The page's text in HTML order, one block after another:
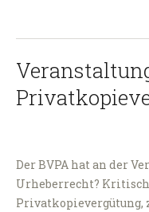
Der BVPA hat an der
Urheberrecht?